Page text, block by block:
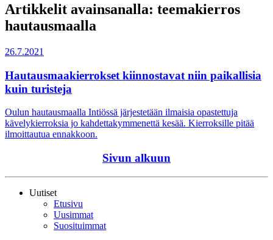
Artikkelit avainsanalla: teemakierros
hautausmaalla
26.7.2021
Hautausmaakierrokset kiinnostavat niin paikallisia
kuin turisteja
Oulun hautausmaalla Intiössä järjestetään ilmaisia opastettuja
kävelykierroksia jo kahdettakymmenettä kesää. Kierroksille pitää
ilmoittautua ennakkoon.
Sivun alkuun
Uutiset
Etusivu
Uusimmat
Suosituimmat